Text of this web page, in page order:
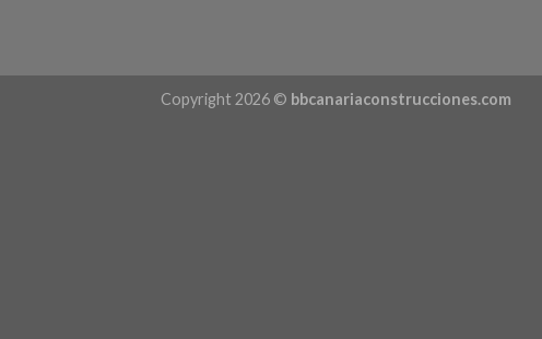
Copyright 2026 © bbcanariaconstrucciones.com